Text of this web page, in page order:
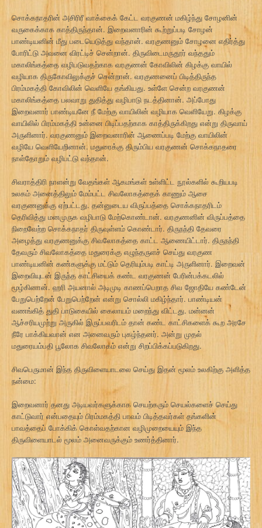
சொக்கநாதரின் அசிரிரீ வாக்கைக் கேட்ட வரகுணன் மகிழ்ந்து சோழனின்
வருகைக்காக காத்திருந்தான். இறைவனாரின் கூற்றுப்படி சோழன்
பாண்டியனின் மீது படையெடுத்து வந்தான். வரகுணனும் சோழனை எதிர்த்து
போரிட்டு அவனை விரட்டிச் சென்றான். திருவிடைமருதூர் வந்ததும்
மகாலிங்கத்தை வழிபடுவதற்காக வரகுணன் கோவிலின் கிழக்கு வாயில்
வழியாக திருகோவிலுக்குச் சென்றான். வரகுணனைப் பிடித்திருந்த
பிரம்மகத்தி கோவிலின் வெளியே தங்கியது. உள்ளே சென்ற வரகுணன்
மகாலிங்கத்தை பலவாறு துதித்து வழிபாடு நடத்தினான். அப்போது
இறைவனார் பாண்டியனே நீ மேற்கு வாயிலின் வழியாக வெளியேறு. கிழக்கு
வாயிலில் பிரம்மகத்தி உன்னை பிடிப்பதற்காக காத்திருக்கிறது என்று திருவாய்
அருளினார். வரகுணனும் இறைவனாரின் ஆணைப்படி மேற்கு வாயிலின்
வழியே வெளியேறினான். மதுரைக்கு திரும்பிய வரகுணன் சொக்கநாதரை
நாள்தோறும் வழிபட்டு வந்தான்.
சிவராத்திரி நாளன்று வேதங்கள் ஆகமங்கள் உள்ளிட்ட நூல்களில் கூறியபடி
உலகம் அனைத்திலும் மேம்பட்ட சிவலோகத்தைக் காணும் ஆசை
வரகுணனுக்கு ஏற்பட்டது. தன்னுடைய விருப்பத்தை சொக்கநாதரிடம்
தெரிவித்து மனமுருக வழிபாடு மேற்கொண்டான். வரகுணனின் விருப்பத்தை
நிறைவேற்ற சொக்கநாதர் திருவுள்ளம் கொண்டார். திருநந்தி தேவரை
அழைத்து வரகுணனுக்கு சிவலோகத்தை காட்ட ஆணையிட்டார். திருநந்தி
தேவரும் சிவலோகத்தை மதுரைக்கு எழுந்தருளச் செய்து வரகுண
பாண்டியனின் கண்களுக்கு மட்டும் தெரியும்படி காட்டி அருளினார். இறைவன்
இறைவியுடன் இருந்த காட்சியைக் கண்ட வரகுணன் பேரின்பக்கடலில்
மூழ்கினான். ஹரி அயனால் அடிமுடி காணப்பெறாத சிவ ஜோதியே கண்டேன்
பேறுபெற்றேன் பேறுபெற்றேன் என்று சொல்லி மகிழ்ந்தார். பாண்டியன்
வணங்கித் துதி பாடுகையில் கைலாயம் மறைந்து விட்டது. மன்னன்
ஆச்சரியமுற்று அருகில் இருப்பவரிடம் தான் கண்ட காட்சிகளைக் கூற அரசே
நீரே பாக்கியவான் என அனைவரும் புகழ்ந்தனர். அன்று முதல்
மதுரையம்பதி பூலோக சிவலோகம் என்று சிறப்பிக்கப்படுகிறது.
சிவபெருமான் இந்த திருவிளையாடலை செய்து இதன் மூலம் உலகிற்கு அளித்த
நன்மை:
இறைவனார் தனது அடியவர்களுக்காக செயற்கரும் செயல்களைச் செய்து
காட்டுவார் என்பதையும் பிரம்மகத்தி பாவம் பிடித்தவர்கள் தங்களின்
பாவத்தைப் போக்கிக் கொள்வதற்கான வழிமுறையையும் இந்த
திருவிளையாடல் மூலம் அனைவருக்கும் உணர்த்தினார்.